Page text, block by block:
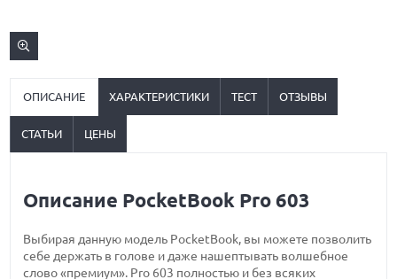
ОПИСАНИЕ ХАРАКТЕРИСТИКИ ТЕСТ ОТЗЫВЫ
СТАТЬИ ЦЕНЫ
Описание PocketBook Pro 603
Выбирая данную модель PockеtBook, вы можете позволить
себе держать в голове и даже нашептывать волшебное
слово «премиум». Pro 603 полностью и без всяких